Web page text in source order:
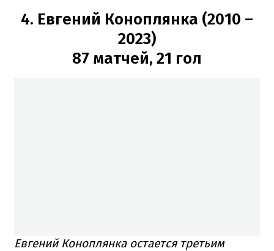
4. Евгений Коноплянка (2010 –
2023)
87 матчей, 21 гол
Евгений Коноплянка остается третьим